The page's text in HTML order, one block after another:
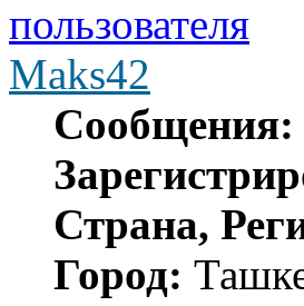
Maks42
Сообщения:
Страна,
Город: